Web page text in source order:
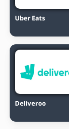
Uber Eats
Deliveroo